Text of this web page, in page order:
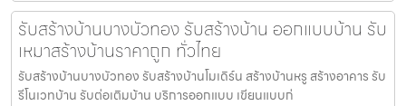
รับสร้างบ้านบางบัวทอง รับสร้างบ้าน ออกแบบบ้าน รับ
เหมาสร้างบ้านราคาถูก ทั่วไทย
รับสร้างบ้านบางบัวทอง รับสร้างบ้านโมเดิร์น สร้างบ้านหรู สร้างอาคาร รับ
รีโนเวทบ้าน รับต่อเติมบ้าน บริการออกแบบ เขียนแบบก่